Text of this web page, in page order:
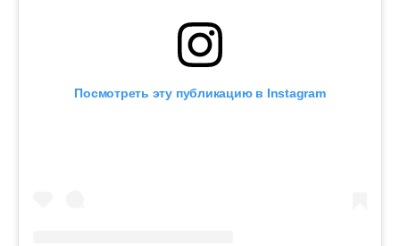
Посмотреть эту публикацию в Instagram